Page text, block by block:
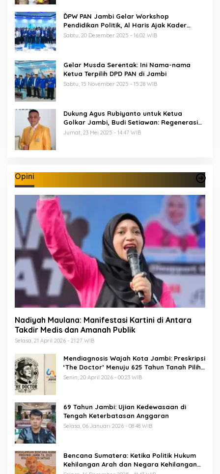
ĎPW PAN Jambi Gelar Workshop
Pendidikan Politik, Al Haris Ajak Kader
Perkuat Soliditas Jelang Pemilu 2029
Sabtu, 20 Desember 2025 - 16:02 WIB
Gelar Musda Serentak: Ini Nama-nama
Ketua Terpilih DPD PAN di Jambi
Sabtu, 15 November 2025 - 15:28 WIB
Dukung Agus Rubiyanto untuk Ketua
Golkar Jambi, Budi Setiawan: Regenerasi
Kepemimpinan Wajib Berjalan
Jumat, 23 Mei 2025 - 14:47 WIB
Opini
Nadiyah Maulana: Manifestasi Kartini di Antara
Takdir Medis dan Amanah Publik
Selasa, 21 April 2026 - 21:27 WIB
Mendiagnosis Wajah Kota Jambi: Preskripsi
‘The Doctor’ Menuju 625 Tahun Tanah Pilih
Pusako Batuah
Senin, 20 April 2026 - 00:23 WIB
69 Tahun Jambi: Ujian Kedewasaan di
Tengah Keterbatasan Anggaran
Selasa, 06 Januari 2026 - 08:48 WIB
Bencana Sumatera: Ketika Politik Hukum
Kehilangan Arah dan Negara Kehilangan